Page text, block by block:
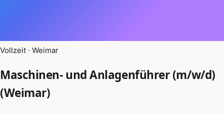
Vollzeit · Weimar
Maschinen- und Anlagenführer (m/w/d)
(Weimar)